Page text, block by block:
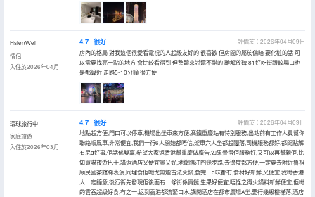
HsienWei
情侶
入住於2026年04月
4.7 很好
評價於：2026年04月09日
房內的格局 對我這個很愛看電視的人超級友好的 很喜歡 但房間的屬於偏暗 要化粧的話 可
以需要找亮一點的地方 會比較看得到 但整體來說還不錯的 離解放碑 81好吃街跟較場口也
是都算近 走路5-10分鐘 很方便
環球旅行中
家庭旅遊
入住於2026年03月
4.7 很好
評價於：2026年04月09日
地點超方便,門口可以停車,機場出坐車來方便,髙鐵重慶站有特別服務,出站前有工作人員幫你
聯絡順風車,非常便宜,我們一行6人開始都唔信,架車六人坐都超闊落,司機服務都好,都問點解
有尼d好事,佢話係雙贏,希望大家返香港幫重慶做廣告,如果覺得佢服務好,又可以再幫親佢,比
如買嚇夜遊巴士.講返酒店又便宜景又好,地鐵臨江門幾步路,去邊度都方便,一定要去附近魯祖
廟民國茶館睇表演,同埋食佢哋戈無煙古法火鍋,食完一d味都冇,食材好新鮮,又便宜,我哋香港
人一定鐘意,後行街先發現佢後面有一條街係買餸,生果好便宜,唔怪之得火鍋料新鮮便宜,佢哋
的雲吞超級好食,冇之一,返到香港都流緊口水,講開酒店在都市廣場A坐,要行幾級樓梯落,酒店